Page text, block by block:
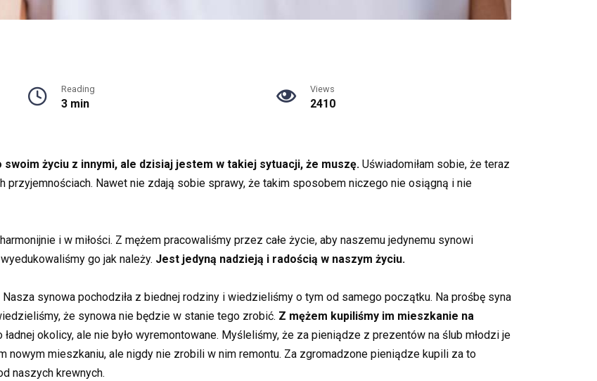
Reading
3 min
Views
2410
życiu z innymi, ale dzisiaj jestem w takiej sytuacji, że muszę. Uświadomiłam sobie, że teraz
przyjemnościach. Nawet nie zdają sobie sprawy, że takim sposobem niczego nie osiągną i nie
i w miłości. Z mężem pracowaliśmy przez całe życie, aby naszemu jedynemu synowi
go jak należy. Jest jedyną nadzieją i radością w naszym życiu.
synowa pochodziła z biednej rodziny i wiedzieliśmy o tym od samego początku. Na prośbę syna
że synowa nie będzie w stanie tego zrobić. Z mężem kupiliśmy im mieszkanie na
okolicy, ale nie było wyremontowane. Myśleliśmy, że za pieniądze z prezentów na ślub młodzi je
nowym mieszkaniu, ale nigdy nie zrobili w nim remontu. Za zgromadzone pieniądze kupili za to
naszych krewnych.